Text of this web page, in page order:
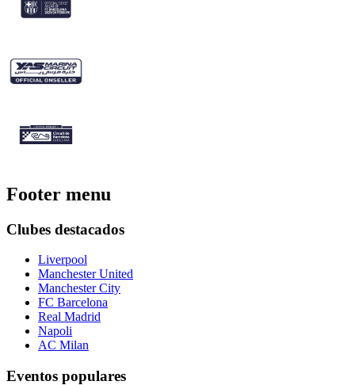
Footer menu
Clubes destacados
Liverpool
Manchester United
Manchester City
FC Barcelona
Real Madrid
Napoli
AC Milan
Eventos populares